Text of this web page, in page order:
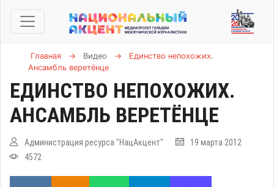
Главная → Видео →
Единство непохожих.
Ансамбль веретёнце
ЕДИНСТВО НЕПОХОЖИХ.
АНСАМБЛЬ ВЕРЕТЁНЦЕ
Администрация ресурса "НацАкцент"
19 марта 2012
4572